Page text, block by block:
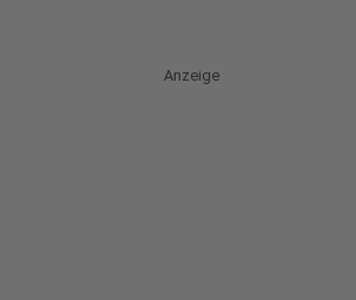
Anzeige